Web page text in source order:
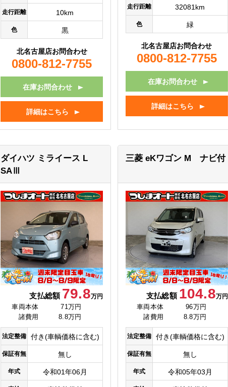
走行距離 10km
色 黒
北名古屋店お問合わせ
0800-812-7755
在庫お問合わせ
詳細はこちら
走行距離 32081km
色 緑
北名古屋店お問合わせ
0800-812-7755
在庫お問合わせ
詳細はこちら
ダイハツ ミライース L
SAⅢ
支払総額 79.8万円
車両本体
71万円
諸費用
8.8万円
法定整備 付き(車輌価格に含む)
保証有無 無し
年式 令和01年06月
三菱 eKワゴン M ナビ付
支払総額 104.8万円
車両本体
96万円
諸費用
8.8万円
法定整備 付き(車輌価格に含む)
保証有無 無し
年式 令和05年03月